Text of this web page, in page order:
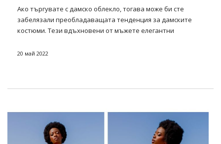
Ако търгувате с дамско облекло, тогава може би сте
забелязали преобладаващата тенденция за дамските
костюми. Тези вдъхновени от мъжете елегантни
подходящи материални панталони от костюма. Такъв
алтернатива на якетата. Те осигуряват небрежен шик и
са удобни, а освен това присъстват днес в магазина на
едро в много интересни варианти! Вижте най-новите
20 май 2022